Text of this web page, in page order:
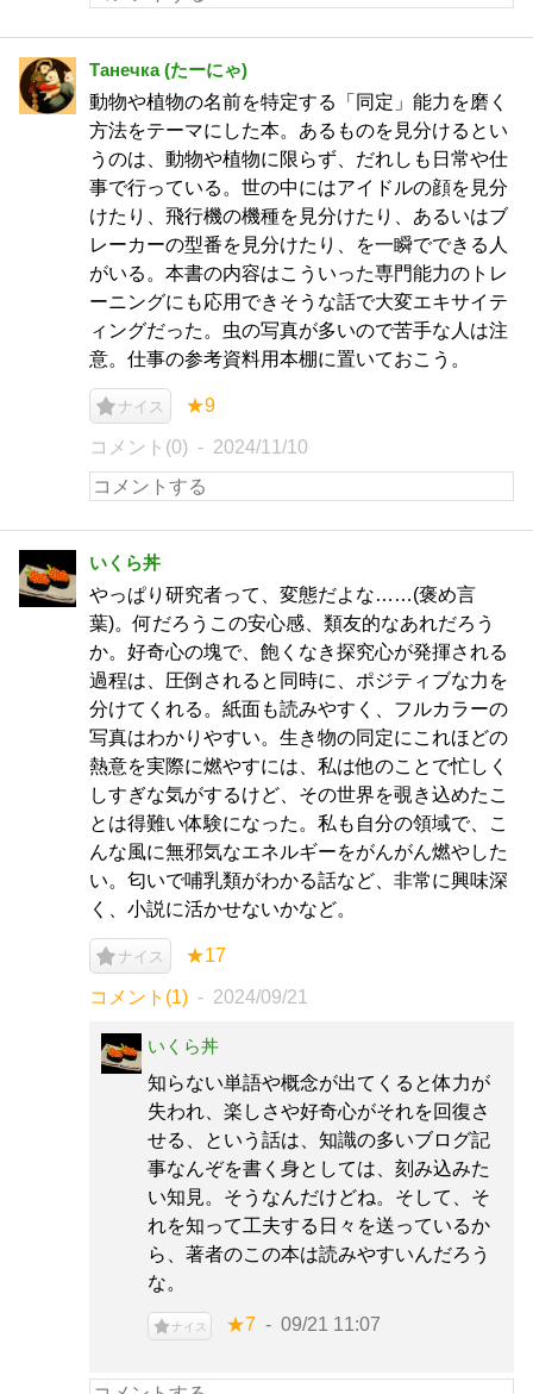
Танечка (たーにゃ)
動物や植物の名前を特定する「同定」能力を磨く
方法をテーマにした本。あるものを見分けるとい
うのは、動物や植物に限らず、だれしも日常や仕
事で行っている。世の中にはアイドルの顔を見分
けたり、飛行機の機種を見分けたり、あるいはブ
レーカーの型番を見分けたり、を一瞬でできる人
がいる。本書の内容はこういった専門能力のトレ
ーニングにも応用できそうな話で大変エキサイテ
ィングだった。虫の写真が多いので苦手な人は注
意。仕事の参考資料用本棚に置いておこう。
ナイス ★9
コメント(0) 2024/11/10
いくら丼
やっぱり研究者って、変態だよな……(褒め言
葉)。何だろうこの安心感、類友的なあれだろう
か。好奇心の塊で、飽くなき探究心が発揮される
過程は、圧倒されると同時に、ポジティブな力を
分けてくれる。紙面も読みやすく、フルカラーの
写真はわかりやすい。生き物の同定にこれほどの
熱意を実際に燃やすには、私は他のことで忙しく
しすぎな気がするけど、その世界を覗き込めたこ
とは得難い体験になった。私も自分の領域で、こ
んな風に無邪気なエネルギーをがんがん燃やした
い。匂いで哺乳類がわかる話など、非常に興味深
く、小説に活かせないかなど。
ナイス ★17
コメント(1) 2024/09/21
いくら丼
知らない単語や概念が出てくると体力が
失われ、楽しさや好奇心がそれを回復さ
せる、という話は、知識の多いブログ記
事なんぞを書く身としては、刻み込みた
い知見。そうなんだけどね。そして、そ
れを知って工夫する日々を送っているか
ら、著者のこの本は読みやすいんだろう
な。
ナイス ★7 09/21 11:07